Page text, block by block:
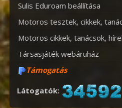
Sulis Eduroam beállítása
Motoros tesztek, cikkek,
Motoros cikkek, tanácsok,
Társasjáték webáruház
Támogatás
Látogatók: